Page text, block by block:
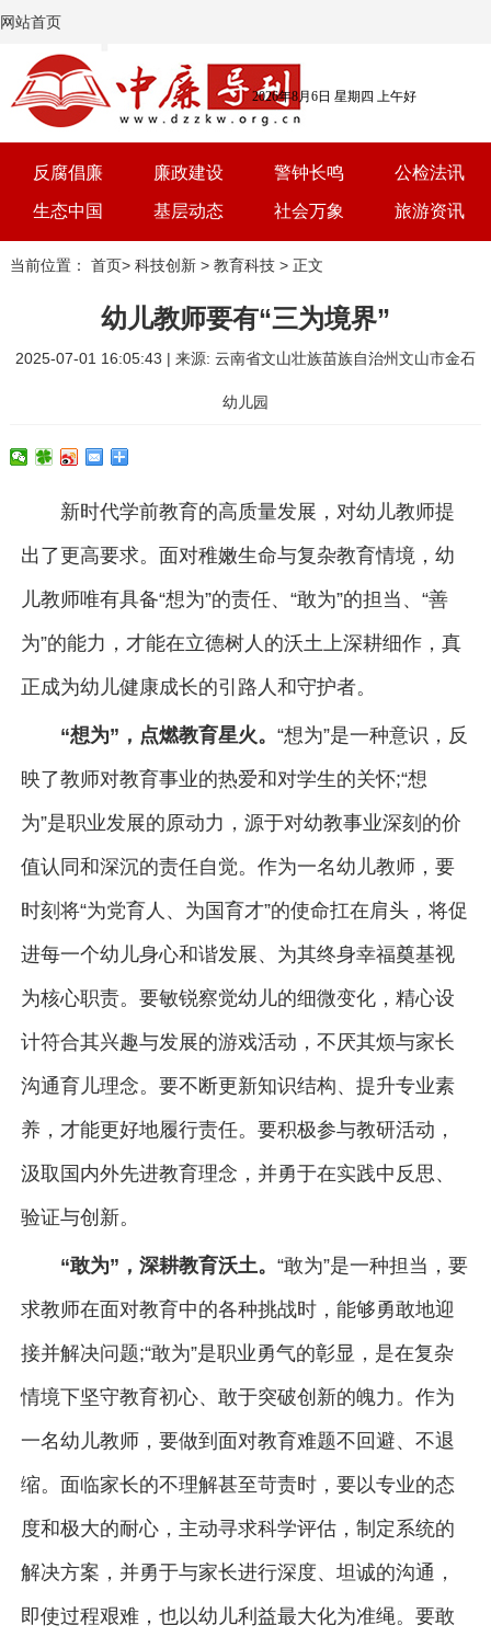
网站首页
2026年8月6日 星期四 上午好
反腐倡廉 廉政建设 警钟长鸣 公检法讯
生态中国 基层动态 社会万象 旅游资讯
党建 文选 三农 艺术
当前位置： 首页> 科技创新> 教育科技> 正文
幼儿教师要有“三为境界”
2025-07-01 16:05:43 | 来源: 云南省文山壮族苗族自治州文山市金石
幼儿园
新时代学前教育的高质量发展，对幼儿教师提
出了更高要求。面对稚嫩生命与复杂教育情境，幼
儿教师唯有具备“想为”的责任、“敢为”的担当、“善
为”的能力，才能在立德树人的沃土上深耕细作，真
正成为幼儿健康成长的引路人和守护者。
“想为”，点燃教育星火。 “想为”是一种意识，反
映了教师对教育事业的热爱和对学生的关怀;“想
为”是职业发展的原动力，源于对幼教事业深刻的价
值认同和深沉的责任自觉。作为一名幼儿教师，要
时刻将“为党育人、为国育才”的使命扛在肩头，将促
进每一个幼儿身心和谐发展、为其终身幸福奠基视
为核心职责。要敏锐察觉幼儿的细微变化，精心设
计符合其兴趣与发展的游戏活动，不厌其烦与家长
沟通育儿理念。要不断更新知识结构、提升专业素
养，才能更好地履行责任。要积极参与教研活动，
汲取国内外先进教育理念，并勇于在实践中反思、
验证与创新。
“敢为”，深耕教育沃土。 “敢为”是一种担当，要
求教师在面对教育中的各种挑战时，能够勇敢地迎
接并解决问题;“敢为”是职业勇气的彰显，是在复杂
情境下坚守教育初心、敢于突破创新的魄力。作为
一名幼儿教师，要做到面对教育难题不回避、不退
缩。面临家长的不理解甚至苛责时，要以专业的态
度和极大的耐心，主动寻求科学评估，制定系统的
解决方案，并勇于与家长进行深度、坦诚的沟通，
即使过程艰难，也以幼儿利益最大化为准绳。要敢